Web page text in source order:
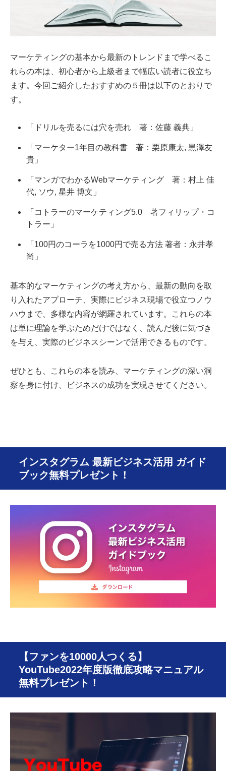
マーケティングの基本から最新のトレンドまで学べるこ
れらの本は、初心者から上級者まで幅広い読者に役立ち
ます。今回ご紹介したおすすめの５冊は以下のとおりで
す。
「ドリルを売るには穴を売れ 著：佐藤 義典」
「マーケター1年目の教科書 著：栗原康太, 黒澤友
貴」
「マンガでわかるWebマーケティング 著：村上 佳
代, ソウ, 星井 博文」
「コトラーのマーケティング5.0 著フィリップ・コ
トラー」
「100円のコーラを1000円で売る方法 著者：永井孝
尚」
基本的なマーケティングの考え方から、最新の動向を取
り入れたアプローチ、実際にビジネス現場で役立つノウ
ハウまで、多様な内容が網羅されています。これらの本
は単に理論を学ぶためだけではなく、読んだ後に気づき
を与え、実際のビジネスシーンで活用できるものです。
ぜひとも、これらの本を読み、マーケティングの深い洞
察を身に付け、ビジネスの成功を実現させてください。
インスタグラム 最新ビジネス活用 ガイド
ブック無料プレゼント！
【ファンを10000人つくる】
YouTube2022年度版徹底攻略マニュアル
無料プレゼント！